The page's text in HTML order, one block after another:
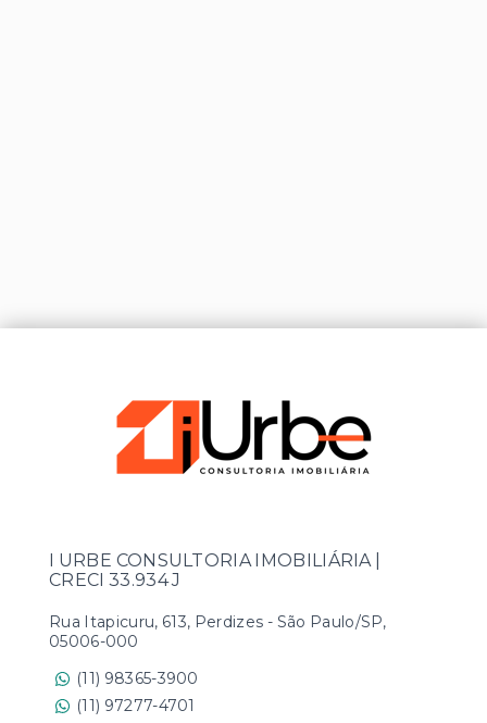
I URBE CONSULTORIA IMOBILIÁRIA |
CRECI 33.934 J
Rua Itapicuru, 613, Perdizes - São Paulo/SP,
05006-000
(11) 98365-3900
(11) 97277-4701